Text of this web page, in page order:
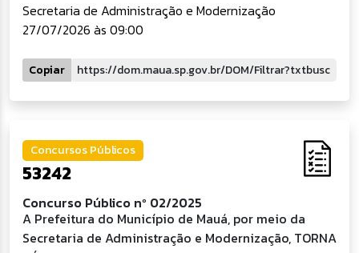
Secretaria de Administração e Modernização
27/07/2026 às 09:00
Copiar
Concursos Públicos
53242
Concurso Público nº 02/2025
A Prefeitura do Município de Mauá, por meio da
Secretaria de Administração e Modernização, TORNA